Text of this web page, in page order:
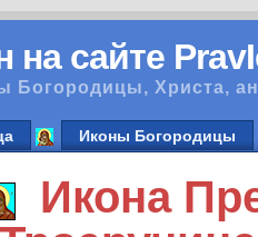
на сайте
Богородицы, Христа,
Иконы Богородицы
Икона